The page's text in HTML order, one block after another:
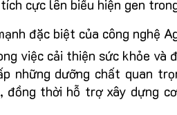
cực lên biểu hiện gen
đặc biệt của công nghệ
việc cải thiện sức khỏe và
những dưỡng chất quan
đồng thời hỗ trợ xây dựng